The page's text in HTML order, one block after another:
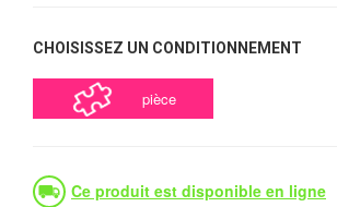
CHOISISSEZ UN CONDITIONNEMENT
pièce
Ce produit est disponible en ligne